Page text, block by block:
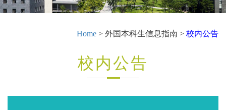
Home > 外国本科生信息指南 > 校内公告
校内公告